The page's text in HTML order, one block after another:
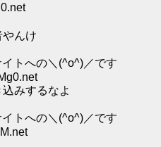
んけ
トへの＼(^o^)／です
みするなよ
トへの＼(^o^)／です